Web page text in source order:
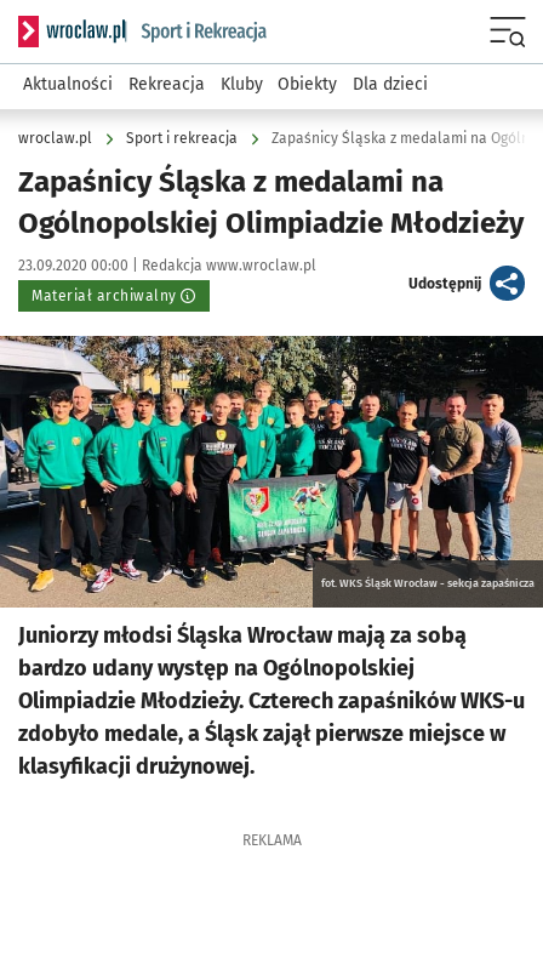
Serwis informacyjny wroclaw.pl podserwis: Sport i rekreacja
Aktualności Rekreacja Kluby Obiekty Dla dzieci
wroclaw.pl Sport i rekreacja Zapaśnicy Śląska z medalami na
Zapaśnicy Śląska z medalami na
Ogólnopolskiej Olimpiadzie Młodzieży
Data publikacji:
23.09.2020 00:00 | Autor:
Redakcja www.wroclaw.pl
Materiał archiwalny
Udostępnijartykuł
Kliknij, aby powiększyć
fot. WKS Śląsk Wrocław - sekcja zapaśnicza
Juniorzy młodsi Śląska Wrocław mają za sobą
bardzo udany występ na Ogólnopolskiej
Olimpiadzie Młodzieży. Czterech zapaśników WKS-u
zdobyło medale, a Śląsk zajął pierwsze miejsce w
klasyfikacji drużynowej.
REKLAMA